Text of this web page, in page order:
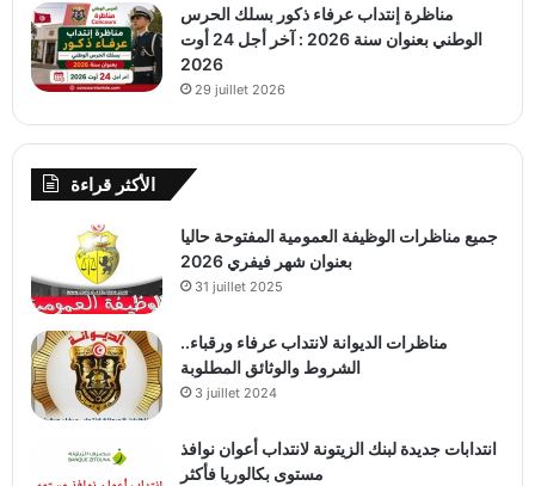
مناظرة إنتداب عرفاء ذكور بسلك الحرس
الوطني بعنوان سنة 2026 : آخر أجل 24 أوت
2026
29 juillet 2026
الأكثر قراءة
جميع مناظرات الوظيفة العمومية المفتوحة حاليا
بعنوان شهر فيفري 2026
31 juillet 2025
مناظرات الديوانة لانتداب عرفاء ورقباء..
الشروط والوثائق المطلوبة
3 juillet 2024
انتدابات جديدة لبنك الزيتونة لانتداب أعوان نوافذ
مستوى بكالوريا فأكثر